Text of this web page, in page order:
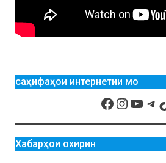
саҳифаҳои интернетии мо
Хабарҳои охирин